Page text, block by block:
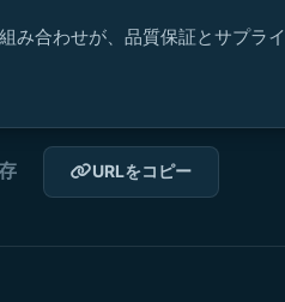
み合わせが、品質保証とサプラ
URLをコピー